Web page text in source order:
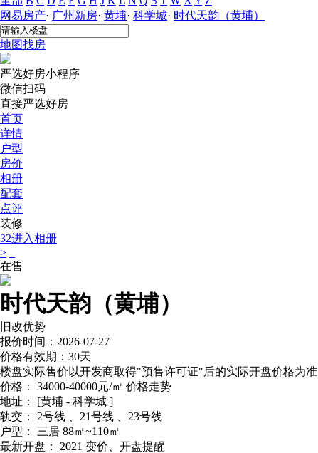
网易房产· 广州新房· 黄埔· 科学城· 时代天韵（黄埔）
地图找房
严选好房小程序
微信扫码
直接严选好房
首页
详情
户型
房价
相册
配套
点评
装修
32进入相册
>
在售
时代天韵（黄埔）
旧改优势
报价时间：2026-07-27
价格有效期：30天
楼盘实际售价以开发商取得"预售许可证"后的实际开盘价格为准
价格：
34000-40000元/㎡ 价格走势
地址：
[黄埔 - 科学城 ]
轨交：
2号线 、21号线 、23号线
户型：
三居 88㎡~110㎡
最新开盘：
2021 变价、开盘提醒